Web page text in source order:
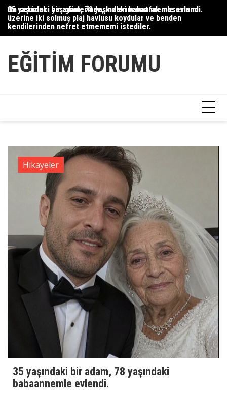
Skip
content
35 yaşındaki bir adam, 78 yaşındaki babaannemle evlendi.
On sekizinci yaş günlerinde, kızlarım mutfak masasının
üzerine iki solmuş plaj havlusu koydular ve benden
kendilerinden nefret etmememi istediler.
EĞITIM FORUMU
Hikayeler
35 yaşındaki bir adam, 78 yaşındaki
babaannemle evlendi.